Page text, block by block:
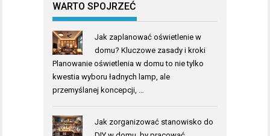
WARTO SPOJRZEĆ
Jak zaplanować oświetlenie w
domu? Kluczowe zasady i kroki
Planowanie oświetlenia w domu to nie tylko
kwestia wyboru ładnych lamp, ale
przemyślanej koncepcji, …
Jak zorganizować stanowisko do